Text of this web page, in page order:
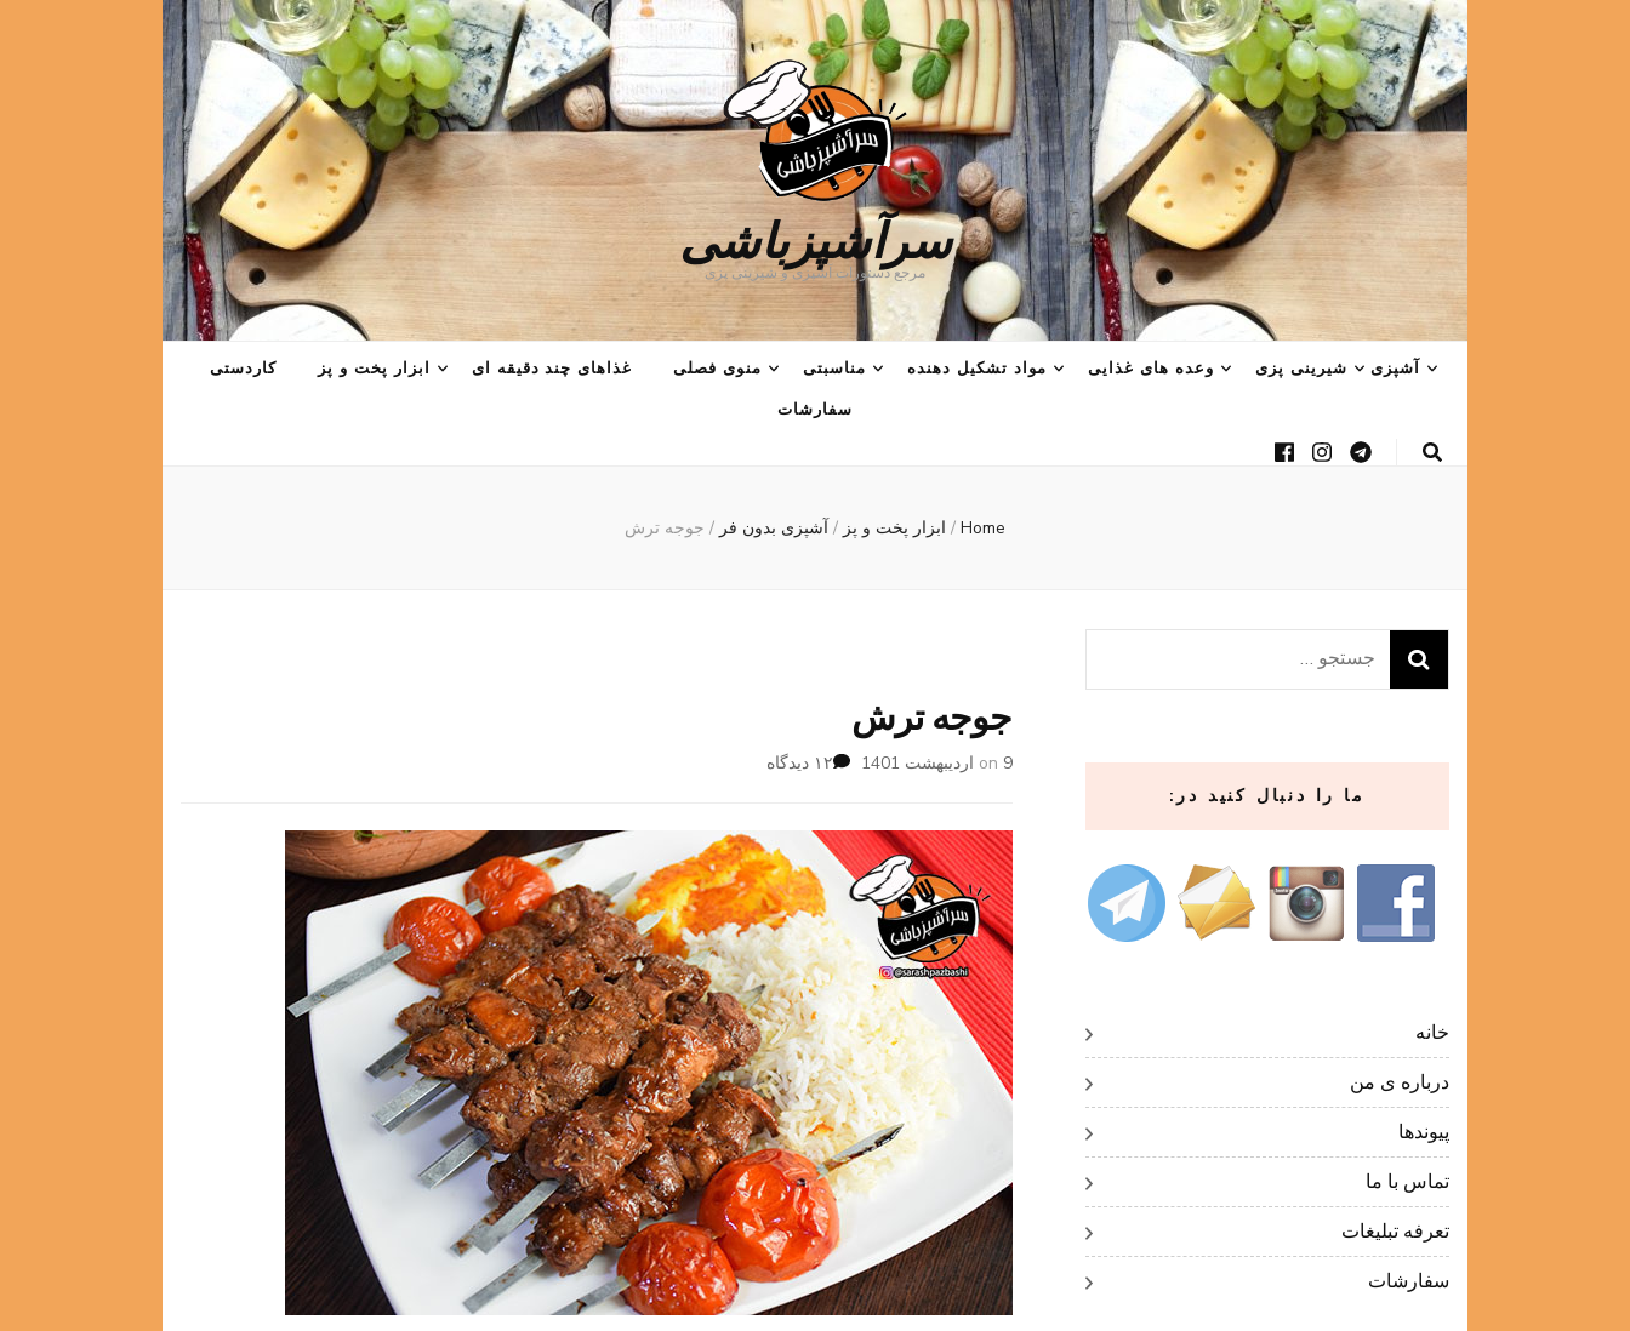
سرآشپزباشی
مرجع دستورات آشپزی و شیرینی پزی
آشپزی شیرینی پزی وعده های غذایی مواد تشکیل دهنده مناسبتی منوی فصلی غذاهای چند دقیقه ای ابزار پخت و پز
کاردستی
سفارشات
Home
/ ابزار پخت و پز / آشپزی بدون فر / جوجه ترش
جوجه ترش
on 9 اردیبهشت 1401 ۱۲ دیدگاه
جستجو
برای:
ما را دنبال کنید در:
خانه
درباره ی من
پیوندها
تماس با ما
تعرفه تبلیغات
سفارشات